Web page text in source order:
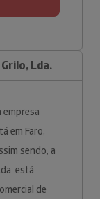
Lda.
empresa
em Faro,
sendo, a
está
de